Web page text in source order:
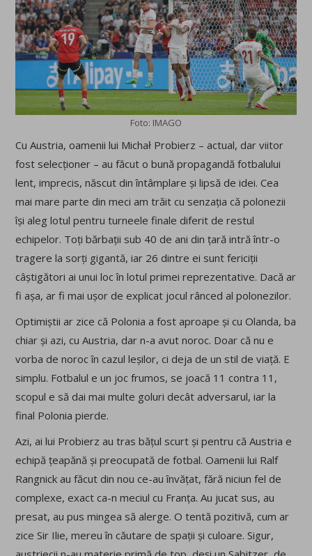
Foto: IMAGO
Cu Austria, oamenii lui Michał Probierz – actual, dar viitor
fost selecționer – au făcut o bună propagandă fotbalului
lent, imprecis, născut din întâmplare și lipsă de idei. Cea
mai mare parte din meci am trăit cu senzația că polonezii
își aleg lotul pentru turneele finale diferit de restul
echipelor. Toți bărbații sub 40 de ani din țară intră într-o
tragere la sorți gigantă, iar 26 dintre ei sunt fericiții
câștigători ai unui loc în lotul primei reprezentative. Dacă ar
fi așa, ar fi mai ușor de explicat jocul rânced al polonezilor.
Optimiștii ar zice că Polonia a fost aproape și cu Olanda, ba
chiar și azi, cu Austria, dar n-a avut noroc. Doar că nu e
vorba de noroc în cazul leșilor, ci deja de un stil de viață. E
simplu. Fotbalul e un joc frumos, se joacă 11 contra 11,
scopul e să dai mai multe goluri decât adversarul, iar la
final Polonia pierde.
Azi, ai lui Probierz au tras bățul scurt și pentru că Austria e
echipă țeapănă și preocupată de fotbal. Oamenii lui Ralf
Rangnick au făcut din nou ce-au învățat, fără niciun fel de
complexe, exact ca-n meciul cu Franța. Au jucat sus, au
presat, au pus mingea să alerge. O tentă pozitivă, cum ar
zice Sir Ilie, mereu în căutare de spații și culoare. Sigur,